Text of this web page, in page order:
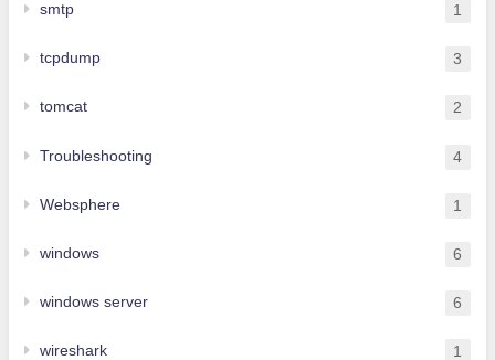
smtp 1
tcpdump 3
tomcat 2
Troubleshooting 4
Websphere 1
windows 6
windows server 6
wireshark 1